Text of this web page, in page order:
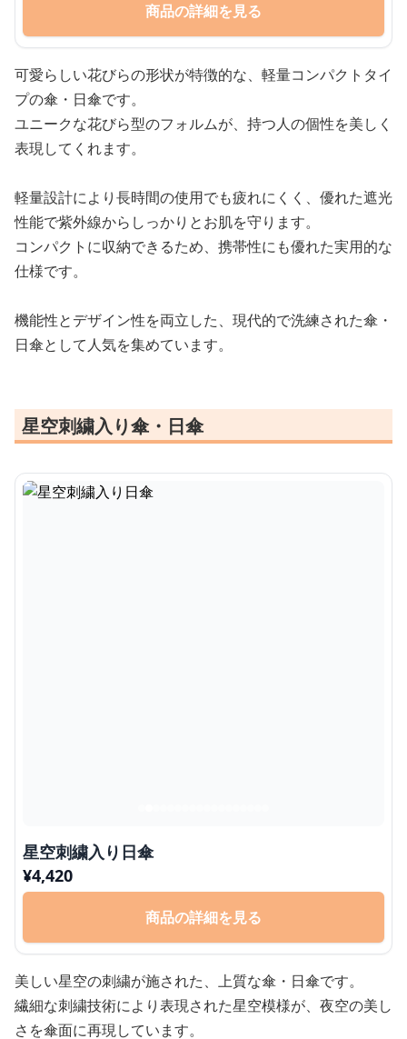
商品の詳細を見る
可愛らしい花びらの形状が特徴的な、軽量コンパクトタイ
プの傘・日傘です。
ユニークな花びら型のフォルムが、持つ人の個性を美しく
表現してくれます。
軽量設計により長時間の使用でも疲れにくく、優れた遮光
性能で紫外線からしっかりとお肌を守ります。
コンパクトに収納できるため、携帯性にも優れた実用的な
仕様です。
機能性とデザイン性を両立した、現代的で洗練された傘・
日傘として人気を集めています。
星空刺繍入り傘・日傘
星空刺繍入り日傘
¥4,420
商品の詳細を見る
美しい星空の刺繍が施された、上質な傘・日傘です。
繊細な刺繍技術により表現された星空模様が、夜空の美し
さを傘面に再現しています。